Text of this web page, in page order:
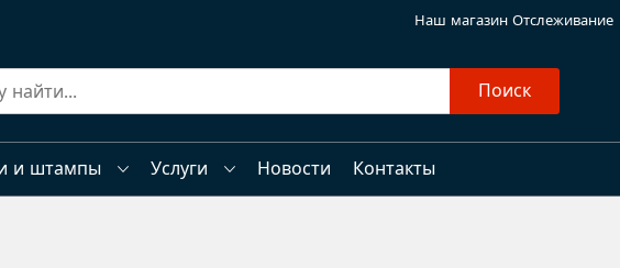
Наш магазин Отслеживание
Поиск
и штампы Услуги Новости
Контакты